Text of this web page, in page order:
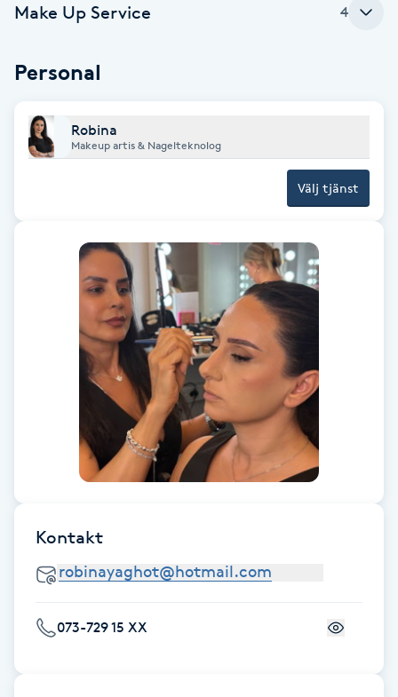
Dermapen
Diamantslipning
Enzympeeling
Extensions borttagning
Eyeliner-tatuering
Face framing
Fet hårbotten
Fibromassage
Fillers
Fotmassage
Make Up Service 4
Personal
Robina
Makeup artis & Nagelteknolog
Välj tjänst
Kontakt
073-729 15 XX